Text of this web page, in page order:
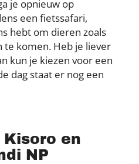
je opnieuw op
een fietssafari,
hebt om dieren zoals
te komen. Heb je liever
kun je kiezen voor een
dag staat er nog een
Kisoro en
NP